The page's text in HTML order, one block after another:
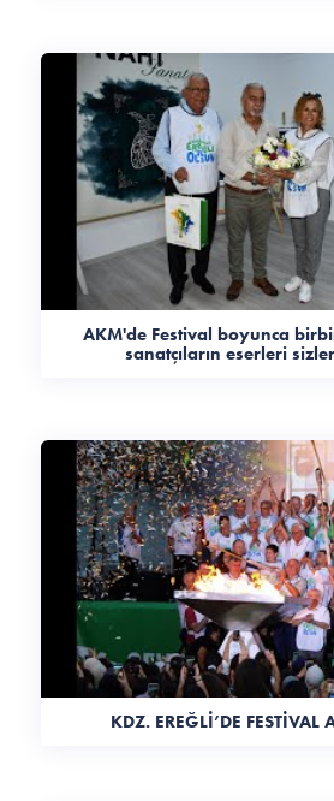
AKM'de Festival boyunca
sanatçıların eserleri
KDZ. EREĞLİ’DE FESTİVAL